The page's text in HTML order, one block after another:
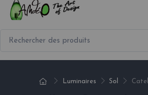
Luminaires Sol